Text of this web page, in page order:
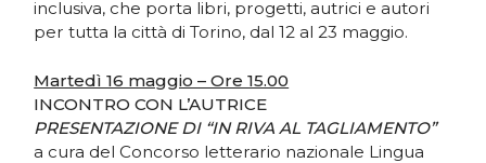
inclusiva, che porta libri, progetti, autrici e autori
per tutta la città di Torino, dal 12 al 23 maggio.
Martedì 16 maggio – Ore 15.00
INCONTRO CON L’AUTRICE
PRESENTAZIONE DI “IN RIVA AL TAGLIAMENTO”
a cura del Concorso letterario nazionale Lingua